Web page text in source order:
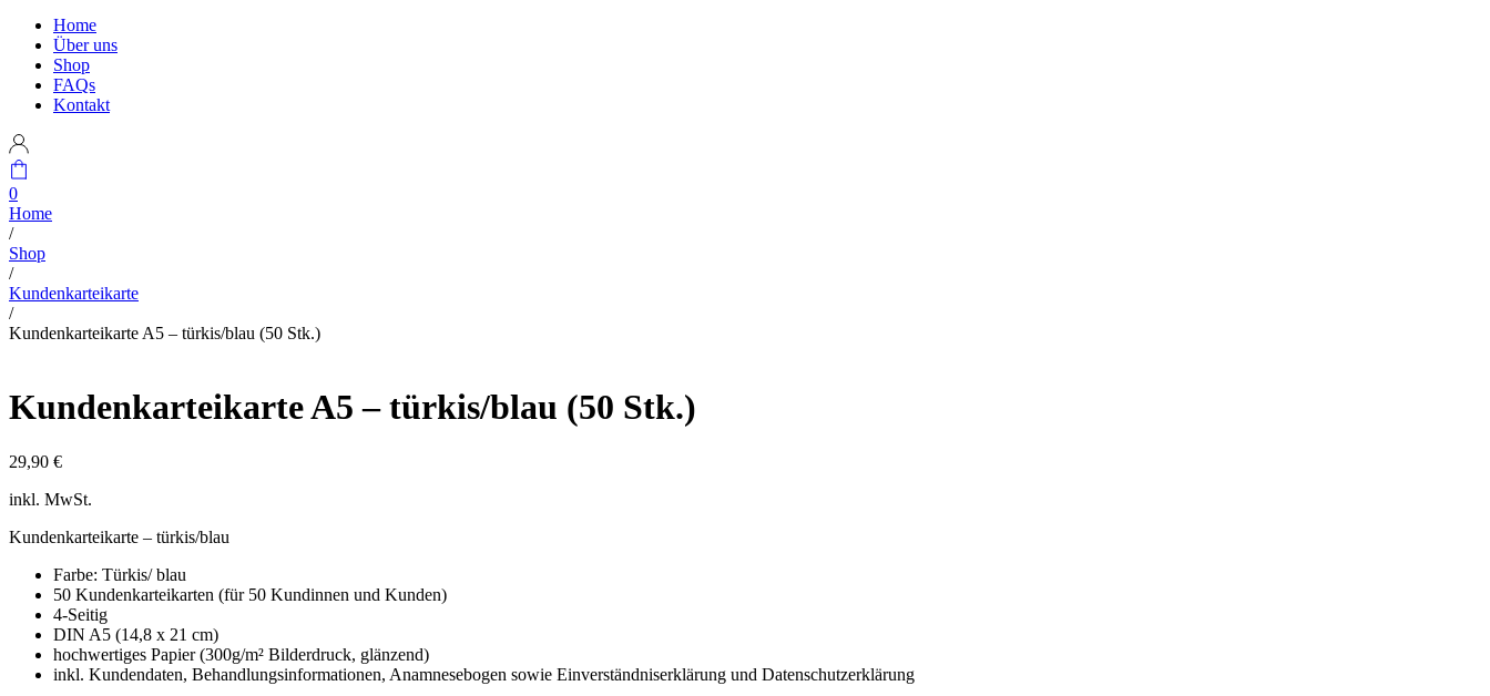
Home
Über uns
Shop
FAQs
Kontakt
0
Home
/
Shop
/
Kundenkarteikarte
/
Kundenkarteikarte A5 – türkis/blau (50 Stk.)
Kundenkarteikarte A5 – türkis/blau (50 Stk.)
29,90 €
inkl. MwSt.
Kundenkarteikarte – türkis/blau
Farbe: Türkis/ blau
50 Kundenkarteikarten (für 50 Kundinnen und Kunden)
4-Seitig
DIN A5 (14,8 x 21 cm)
hochwertiges Papier (300g/m² Bilderdruck, glänzend)
inkl. Kundendaten, Behandlungsinformationen, Anamnesebogen sowie Einverständniserklärung und Datenschutzerklärung